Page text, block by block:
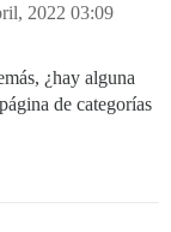
2022 03:09
¿hay alguna
de categorías